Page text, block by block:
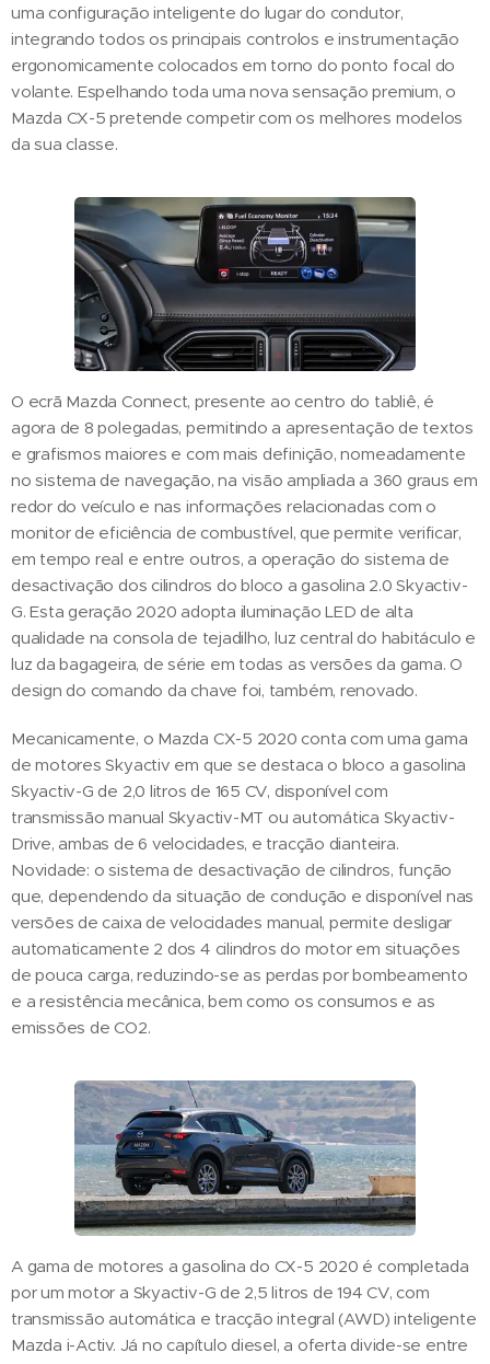
uma configuração inteligente do lugar do condutor,
integrando todos os principais controlos e instrumentação
ergonomicamente colocados em torno do ponto focal do
volante. Espelhando toda uma nova sensação premium, o
Mazda CX-5 pretende competir com os melhores modelos
da sua classe.
O ecrã Mazda Connect, presente ao centro do tabliê, é
agora de 8 polegadas, permitindo a apresentação de textos
e grafismos maiores e com mais definição, nomeadamente
no sistema de navegação, na visão ampliada a 360 graus em
redor do veículo e nas informações relacionadas com o
monitor de eficiência de combustível, que permite verificar,
em tempo real e entre outros, a operação do sistema de
desactivação dos cilindros do bloco a gasolina 2.0 Skyactiv-
G. Esta geração 2020 adopta iluminação LED de alta
qualidade na consola de tejadilho, luz central do habitáculo e
luz da bagageira, de série em todas as versões da gama. O
design do comando da chave foi, também, renovado.
Mecanicamente, o Mazda CX-5 2020 conta com uma gama
de motores Skyactiv em que se destaca o bloco a gasolina
Skyactiv-G de 2,0 litros de 165 CV, disponível com
transmissão manual Skyactiv-MT ou automática Skyactiv-
Drive, ambas de 6 velocidades, e tracção dianteira.
Novidade: o sistema de desactivação de cilindros, função
que, dependendo da situação de condução e disponível nas
versões de caixa de velocidades manual, permite desligar
automaticamente 2 dos 4 cilindros do motor em situações
de pouca carga, reduzindo-se as perdas por bombeamento
e a resistência mecânica, bem como os consumos e as
emissões de CO2.
A gama de motores a gasolina do CX-5 2020 é completada
por um motor a Skyactiv-G de 2,5 litros de 194 CV, com
transmissão automática e tracção integral (AWD) inteligente
Mazda i-Activ. Já no capítulo diesel, a oferta divide-se entre